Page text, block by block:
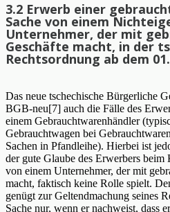
3.2 Erwerb einer
Sache von einem
Unternehmer, der mit
Geschäfte macht, in der
Rechtsordnung ab dem
Das neue tschechische Bürgerliche
BGB-neu[7] auch die Fälle des
einem Gebrauchtwarenhändler
Gebrauchtwagen bei
Sachen in Pfandleihe). Hierbei ist
der gute Glaube des Erwerbers beim
von einem Unternehmer, der mit
macht, faktisch keine Rolle spielt.
genügt zur Geltendmachung seines
Sache nur, wenn er nachweist, dass